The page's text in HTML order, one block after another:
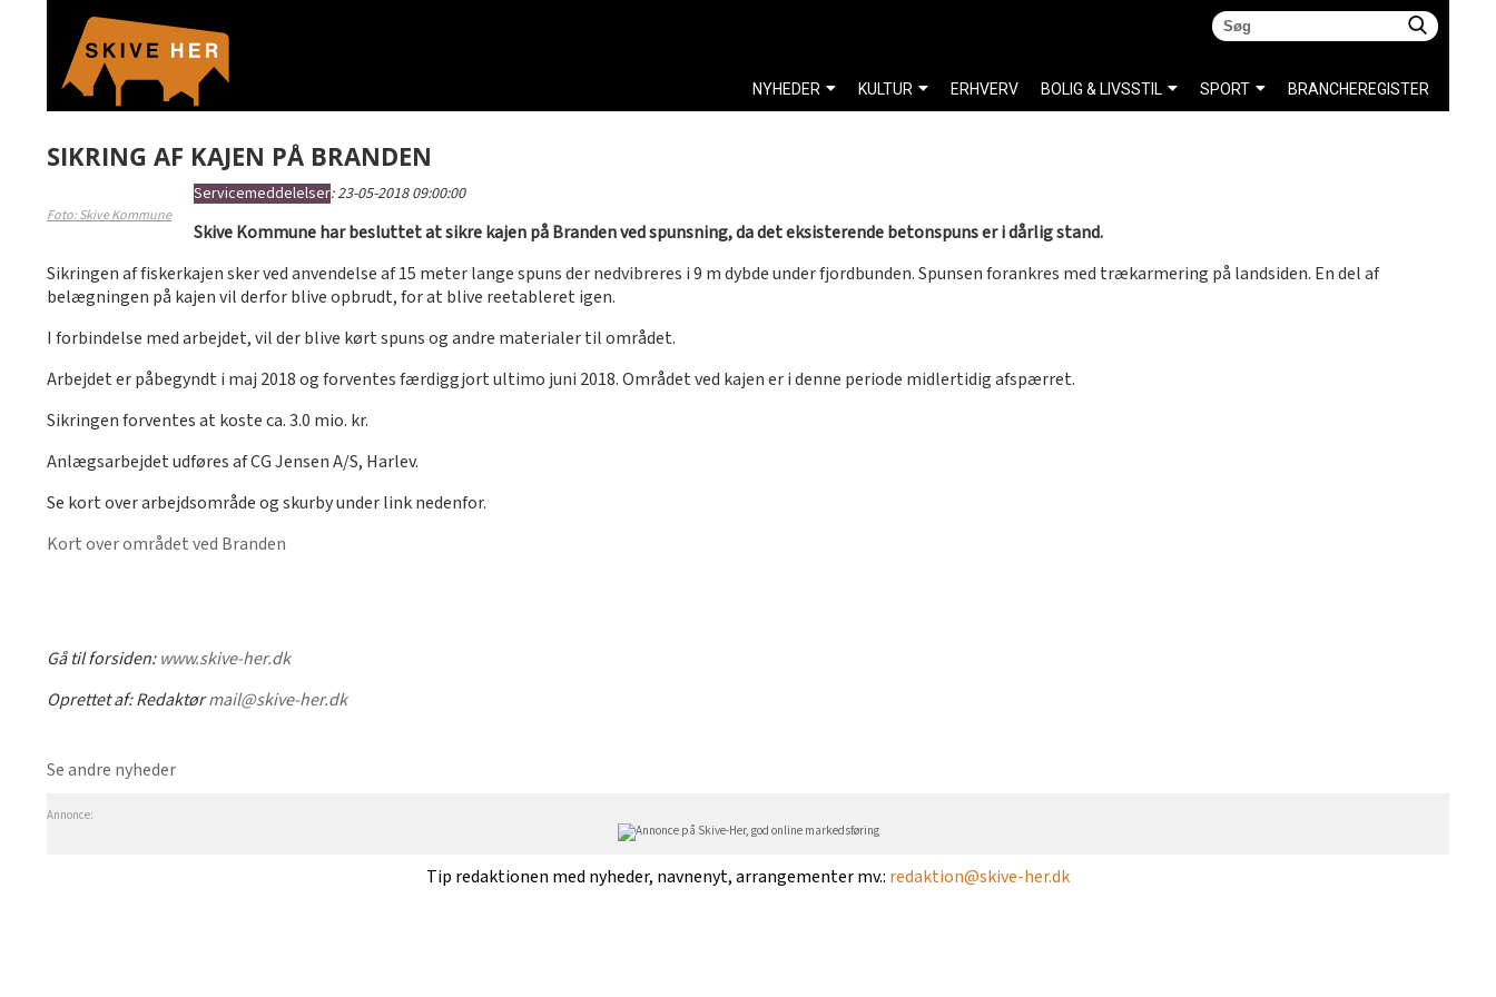
SIKRING AF KAJEN PÅ BRANDEN
Foto: Skive Kommune
Servicemeddelelser:23-05-2018 09:00:00
Skive Kommune har besluttet at sikre kajen på Branden ved spunsning, da det eksisterende betonspuns er i dårlig stand.
Sikringen af fiskerkajen sker ved anvendelse af 15 meter lange spuns der nedvibreres i 9 m dybde under fjordbunden. Spunsen forankres med trækarmering på landsiden. En del af
belægningen på kajen vil derfor blive opbrudt, for at blive reetableret igen.
I forbindelse med arbejdet, vil der blive kørt spuns og andre materialer til området.
Arbejdet er påbegyndt i maj 2018 og forventes færdiggjort ultimo juni 2018. Området ved kajen er i denne periode midlertidig afspærret.
Sikringen forventes at koste ca. 3.0 mio. kr.
Anlægsarbejdet udføres af CG Jensen A/S, Harlev.
Se kort over arbejdsområde og skurby under link nedenfor.
Kort over området ved Branden
Gå til forsiden:www.skive-her.dk
Oprettet af:Redaktørmail@skive-her.dk
Se andre nyheder
Annonce:
Tip redaktionen med nyheder, navnenyt, arrangementer mv.: redaktion@skive-her.dk
NYHEDER KULTUR ERHVERV BOLIG & LIVSSTIL SPORT BRANCHEREGISTER